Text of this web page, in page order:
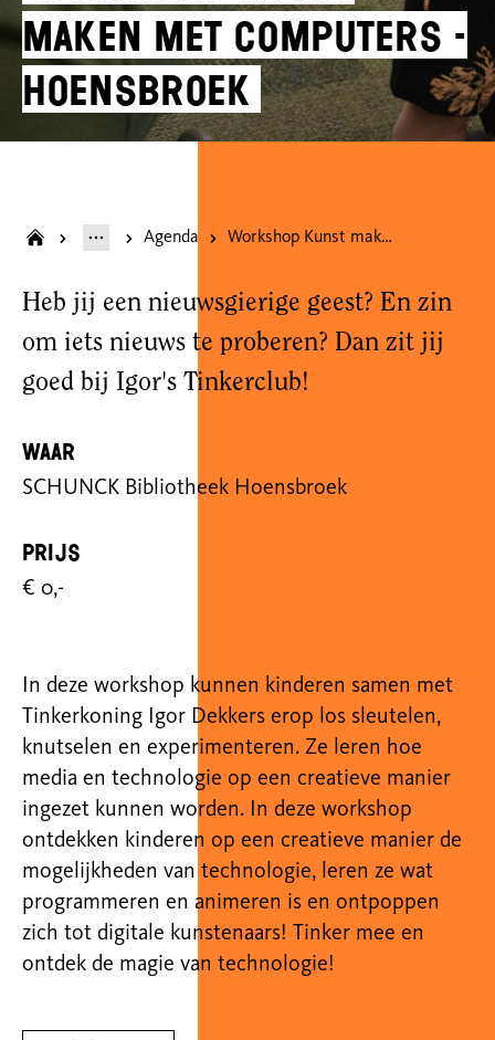
maken met computers -
Hoensbroek
Agenda Workshop Kunst maken met computers - Hoensbroek
Heb jij een nieuwsgierige geest? En zin
om iets nieuws te proberen? Dan zit jij
goed bij Igor's Tinkerclub!
Waar
SCHUNCK Bibliotheek Hoensbroek
Prijs
€ 0,-
In deze workshop kunnen kinderen samen met
Tinkerkoning Igor Dekkers erop los sleutelen,
knutselen en experimenteren. Ze leren hoe
media en technologie op een creatieve manier
ingezet kunnen worden. In deze workshop
ontdekken kinderen op een creatieve manier de
mogelijkheden van technologie, leren ze wat
programmeren en animeren is en ontpoppen
zich tot digitale kunstenaars! Tinker mee en
ontdek de magie van technologie!